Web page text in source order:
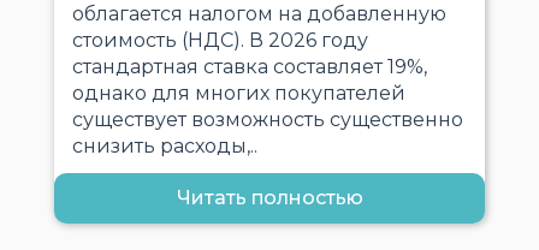
облагается налогом на добавленную
стоимость (НДС). В 2026 году
стандартная ставка составляет 19%,
однако для многих покупателей
существует возможность существенно
снизить расходы,..
Читать полностью